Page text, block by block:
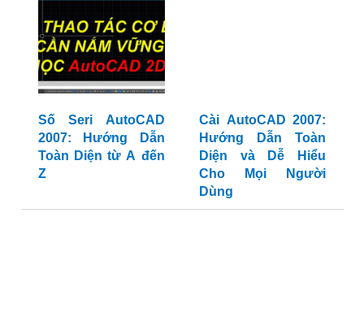
Số Seri AutoCAD
2007: Hướng Dẫn
Toàn Diện từ A đến
Z
Cài AutoCAD 2007:
Hướng Dẫn Toàn
Diện và Dễ Hiểu
Cho Mọi Người
Dùng